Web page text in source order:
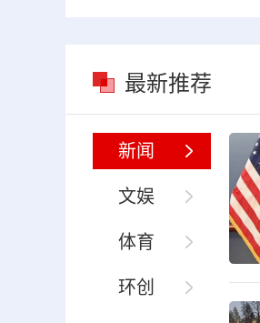
最新推荐
新闻
文娱
体育
环创